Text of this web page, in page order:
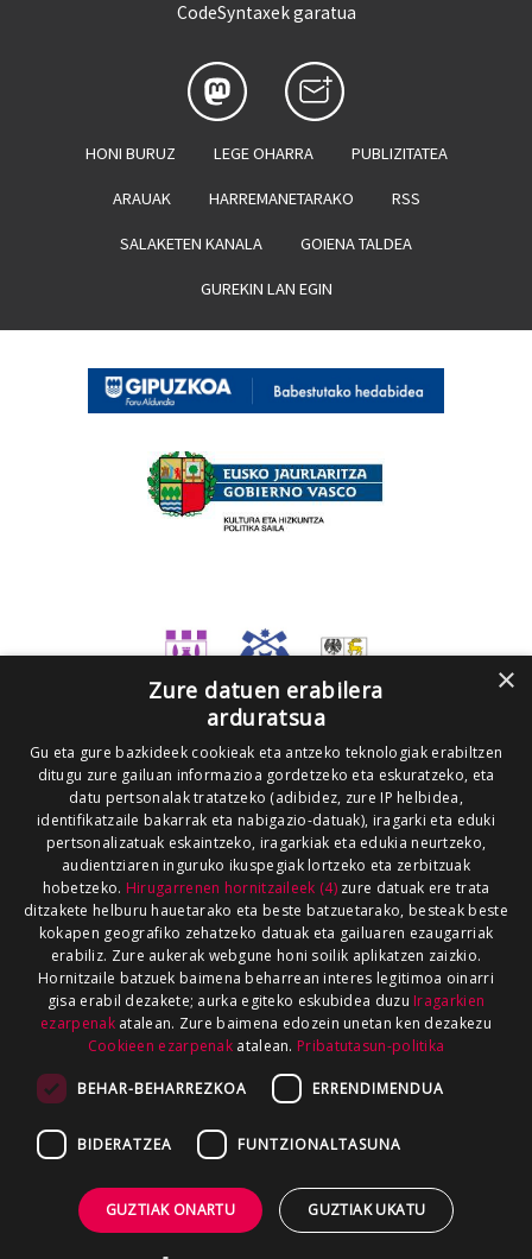
CodeSyntaxek garatua
HONI BURUZ LEGE OHARRA PUBLIZITATEA
ARAUAK HARREMANETARAKO RSS
SALAKETEN KANALA GOIENA TALDEA
GUREKIN LAN EGIN
×
Zure datuen erabilera
arduratsua
Gu eta gure bazkideek cookieak eta antzeko teknologiak erabiltzen
ditugu zure gailuan informazioa gordetzeko eta eskuratzeko, eta
datu pertsonalak tratatzeko (adibidez, zure IP helbidea,
identifikatzaile bakarrak eta nabigazio-datuak), iragarki eta eduki
pertsonalizatuak eskaintzeko, iragarkiak eta edukia neurtzeko,
audientziaren inguruko ikuspegiak lortzeko eta zerbitzuak
hobetzeko. Hirugarrenen hornitzaileek (4)zure datuak ere trata
ditzakete helburu hauetarako eta beste batzuetarako, besteak beste
kokapen geografiko zehatzeko datuak eta gailuaren ezaugarriak
erabiliz. Zure aukerak webgune honi soilik aplikatzen zaizkio.
Hornitzaile batzuek baimena beharrean interes legitimoa oinarri
gisa erabil dezakete; aurka egiteko eskubidea duzu Iragarkien
ezarpenakatalean. Zure baimena edozein unetan ken dezakezu
Cookieen ezarpenak atalean. Pribatutasun-politika
BEHAR-BEHARREZKOA ERRENDIMENDUA
BIDERATZEA FUNTZIONALTASUNA
GUZTIAK ONARTU GUZTIAK UKATU